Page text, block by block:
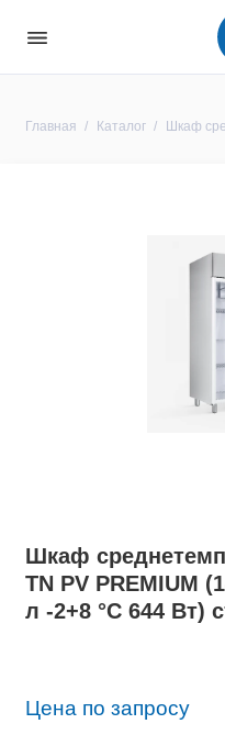
Главная Каталог Шкаф
Шкаф
TN PV PREMIUM
л -2+8 °C 644 Вт)
Цена по запросу